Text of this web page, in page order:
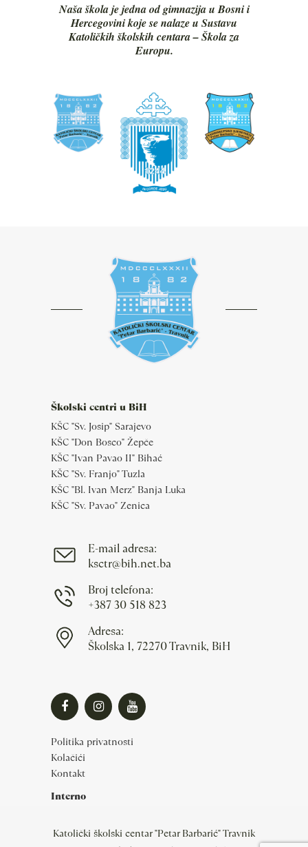
Naša škola je jedna od gimnazija u Bosni i
Hercegovini koje se nalaze u Sustavu
Katoličkih školskih centara – Škola za
Europu.
Školski centri u BiH
KŠC "Sv. Josip" Sarajevo
KŠC "Don Bosco" Žepče
KŠC "Ivan Pavao II" Bihać
KŠC "Sv. Franjo" Tuzla
KŠC "Bl. Ivan Merz" Banja Luka
KŠC "Sv. Pavao" Zenica
E-mail adresa:
ksctr@bih.net.ba
Broj telefona:
+387 30 518 823
Adresa:
Školska 1, 72270 Travnik, BiH
Politika privatnosti
Kolačići
Kontakt
Interno
Katolički školski centar "Petar Barbarić" Travnik